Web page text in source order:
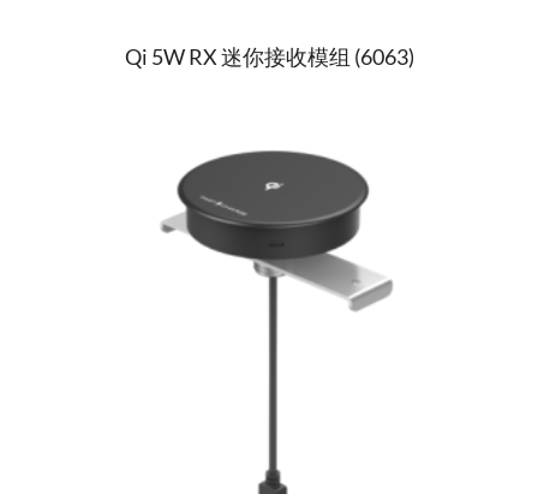
Qi 5W RX 迷你接收模组 (6063)